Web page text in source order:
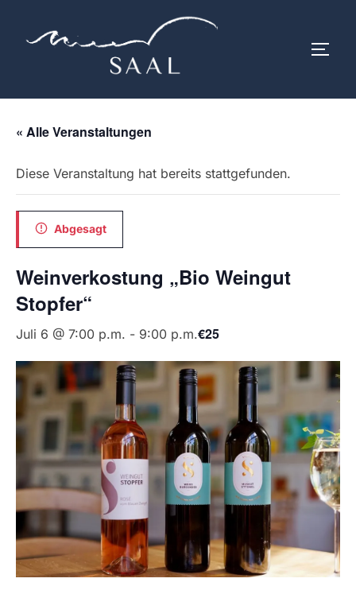
« Alle Veranstaltungen
Diese Veranstaltung hat bereits stattgefunden.
Abgesagt
Weinverkostung „Bio Weingut
Stopfer“
Juli 6 @ 7:00 p.m. - 9:00 p.m.€25